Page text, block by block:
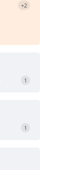
+2
1
1